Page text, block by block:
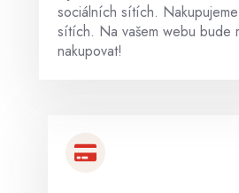
sociálních sítích.
sítích. Na vašem webu bude
nakupovat!